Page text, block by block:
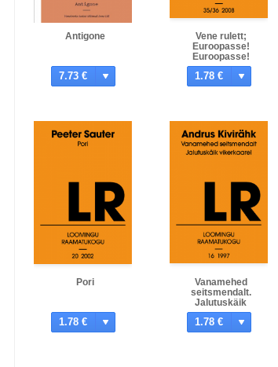
Antigone
7.73 €
Vene rulett;
Euroopasse!
Euroopasse!
1.78 €
Pori
1.78 €
Vanamehed
seitsmendalt.
Jalutuskäik
vikerkaarel
1.78 €